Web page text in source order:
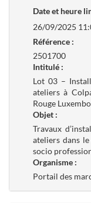
Date et heure
26/09/2025
Référence :
2501700
Intitulé :
Lot 03 –
ateliers à
Rouge
Objet :
Travaux
ateliers dans
socio
Organisme :
Portail des